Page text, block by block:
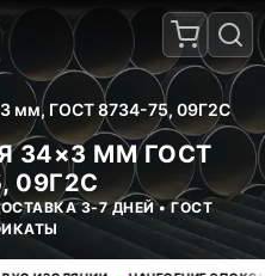
мм, ГОСТ 8734-75, 09Г2С
34×3 ММ ГОСТ
09Г2С
3-7 ДНЕЙ • ГОСТ